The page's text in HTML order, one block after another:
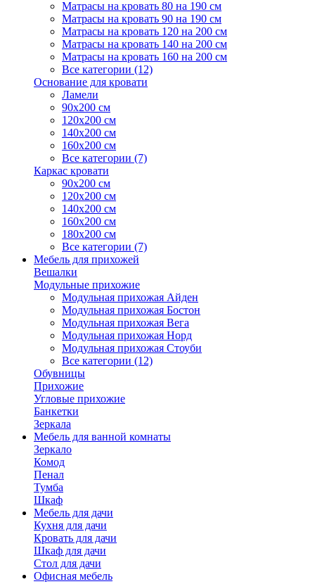
Матрасы на кровать 80 на 190 см
Матрасы на кровать 90 на 190 см
Матрасы на кровать 120 на 200 см
Матрасы на кровать 140 на 200 см
Матрасы на кровать 160 на 200 см
Все категории (12)
Основание для кровати
Ламели
90х200 см
120х200 см
140х200 см
160х200 см
Все категории (7)
Каркас кровати
90х200 см
120х200 см
140х200 см
160х200 см
180х200 см
Все категории (7)
Мебель для прихожей
Вешалки
Модульные прихожие
Модульная прихожая Айден
Модульная прихожая Бостон
Модульная прихожая Вега
Модульная прихожая Норд
Модульная прихожая Стоуби
Все категории (12)
Обувницы
Прихожие
Угловые прихожие
Банкетки
Зеркала
Мебель для ванной комнаты
Зеркало
Комод
Пенал
Тумба
Шкаф
Мебель для дачи
Кухня для дачи
Кровать для дачи
Шкаф для дачи
Стол для дачи
Офисная мебель